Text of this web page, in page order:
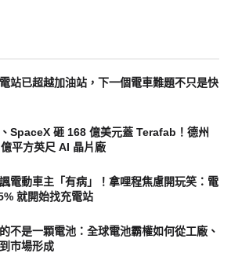
站已超越加油站，下一個電車難題不只是快
SpaceX 砸 168 億美元蓋 Terafab！德州
平方英尺 AI 晶片廠
電動車主「有病」！拿哩程焦慮開玩笑：電
就開始找充電站
不是一顆電池：全球電池霸權如何從工廠、
市場形成